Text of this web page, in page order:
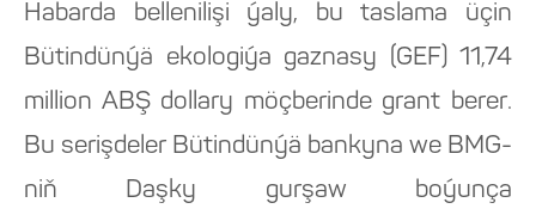
Habarda bellenilişi ýaly, bu taslama üçin
Bütindünýä ekologiýa gaznasy (GEF) 11,74
million ABŞ dollary möçberinde grant berer.
Bu serişdeler Bütindünýä bankyna we BMG-
niň Daşky gurşaw boýunça